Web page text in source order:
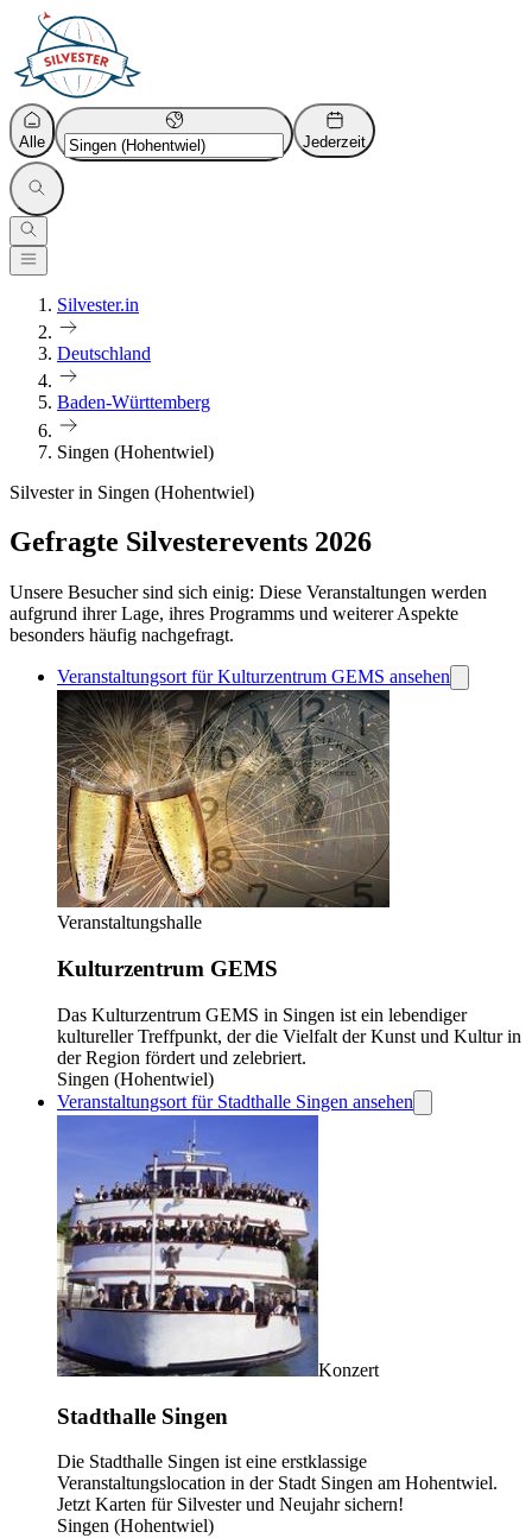
Alle Jederzeit
Silvester.in
Deutschland
Baden-Württemberg
Singen (Hohentwiel)
Silvester in Singen (Hohentwiel)
Gefragte Silvesterevents 2026
Unsere Besucher sind sich einig: Diese Veranstaltungen werden
aufgrund ihrer Lage, ihres Programms und weiterer Aspekte
besonders häufig nachgefragt.
Veranstaltungsort für Kulturzentrum GEMS ansehen
Veranstaltungshalle
Kulturzentrum GEMS
Das Kulturzentrum GEMS in Singen ist ein lebendiger
kultureller Treffpunkt, der die Vielfalt der Kunst und Kultur in
der Region fördert und zelebriert.
Singen (Hohentwiel)
Veranstaltungsort für Stadthalle Singen ansehen
Konzert
Stadthalle Singen
Die Stadthalle Singen ist eine erstklassige
Veranstaltungslocation in der Stadt Singen am Hohentwiel.
Jetzt Karten für Silvester und Neujahr sichern!
Singen (Hohentwiel)